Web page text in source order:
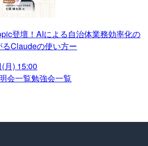
登壇！AIによる自治体業務効率化の
Claudeの使い方ー
月) 15:00
会一覧勉強会一覧